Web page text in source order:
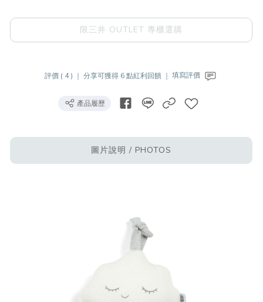
限三井 OUTLET 專櫃選購
評價 ( 4 ) ｜ 分享可獲得 6 點紅利回饋 ｜ 填寫評價
產品履歷
圖片說明 / PHOTOS